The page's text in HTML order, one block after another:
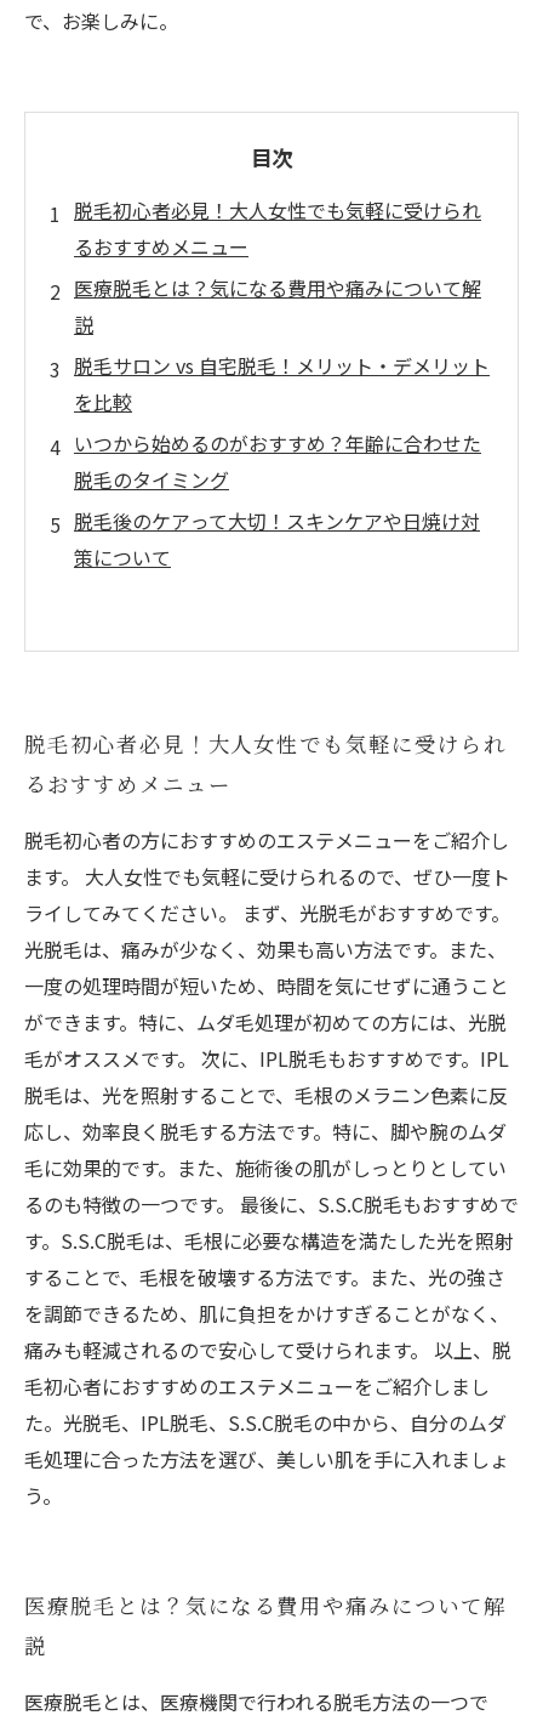
で、お楽しみに。
目次
脱毛初心者必見！大人女性でも気軽に受けられ
るおすすめメニュー
医療脱毛とは？気になる費用や痛みについて解
説
脱毛サロン vs 自宅脱毛！メリット・デメリット
を比較
いつから始めるのがおすすめ？年齢に合わせた
脱毛のタイミング
脱毛後のケアって大切！スキンケアや日焼け対
策について
脱毛初心者必見！大人女性でも気軽に受けられ
るおすすめメニュー
脱毛初心者の方におすすめのエステメニューをご紹介し
ます。 大人女性でも気軽に受けられるので、ぜひ一度ト
ライしてみてください。 まず、光脱毛がおすすめです。
光脱毛は、痛みが少なく、効果も高い方法です。また、
一度の処理時間が短いため、時間を気にせずに通うこと
ができます。特に、ムダ毛処理が初めての方には、光脱
毛がオススメです。 次に、IPL脱毛もおすすめです。IPL
脱毛は、光を照射することで、毛根のメラニン色素に反
応し、効率良く脱毛する方法です。特に、脚や腕のムダ
毛に効果的です。また、施術後の肌がしっとりとしてい
るのも特徴の一つです。 最後に、S.S.C脱毛もおすすめで
す。S.S.C脱毛は、毛根に必要な構造を満たした光を照射
することで、毛根を破壊する方法です。また、光の強さ
を調節できるため、肌に負担をかけすぎることがなく、
痛みも軽減されるので安心して受けられます。 以上、脱
毛初心者におすすめのエステメニューをご紹介しまし
た。光脱毛、IPL脱毛、S.S.C脱毛の中から、自分のムダ
毛処理に合った方法を選び、美しい肌を手に入れましょ
う。
医療脱毛とは？気になる費用や痛みについて解
説
医療脱毛とは、医療機関で行われる脱毛方法の一つで